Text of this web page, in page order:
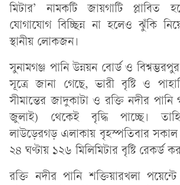
মিটার’ নামকটি জায়গাটি
যোগাযোগ বিচ্ছিন্ন না হলেও ঝুঁকি
স্থানীয় লোকজন।
সুনামগঞ্জ পানি উন্নয়ন বোর্ড ও
সূত্রে জানা গেছে, ভারী বৃষ্টি ও
সীমান্তের জাদুকাটা ও রক্তি নদীর
জুলাই) থেকেই বৃদ্ধি পাচ্ছে।
লাউড়েরগড় এলাকায় বৃহস্পতিবার সকাল
২৪ ঘণ্টায় ১২৬ মিলিমিটার বৃষ্টি রেকর্ড
রক্তি নদীর পানি শক্তিয়ারখলা